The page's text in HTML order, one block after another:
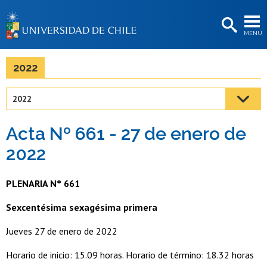
MENÚ
BIBLIOTECAS
Estudiantes
Académicas/os
2022
2022
Acta Nº 661 - 27 de enero de
2022
PLENARIA N° 661
Sexcentésima sexagésima primera
Jueves 27 de enero de 2022
Horario de inicio: 15.09 horas. Horario de término: 18.32 horas